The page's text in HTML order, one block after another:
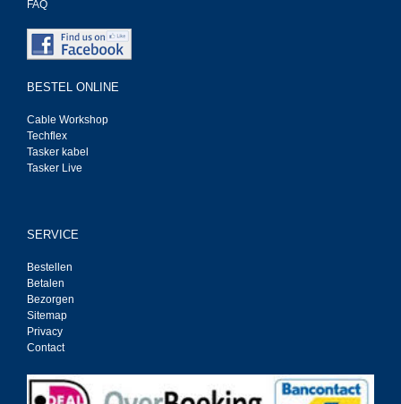
FAQ
BESTEL ONLINE
Cable Workshop
Techflex
Tasker kabel
Tasker Live
SERVICE
Bestellen
Betalen
Bezorgen
Sitemap
Privacy
Contact